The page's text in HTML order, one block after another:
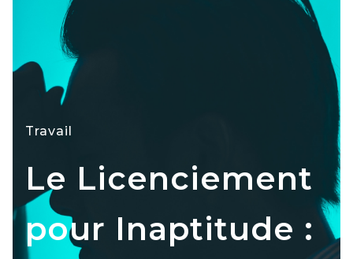
Travail
Le Licenciement
pour Inaptitude :